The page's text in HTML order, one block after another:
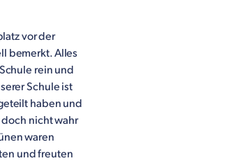
vor der
bemerkt. Alles
rein und
Schule ist
haben und
doch nicht wahr
waren
und freuten